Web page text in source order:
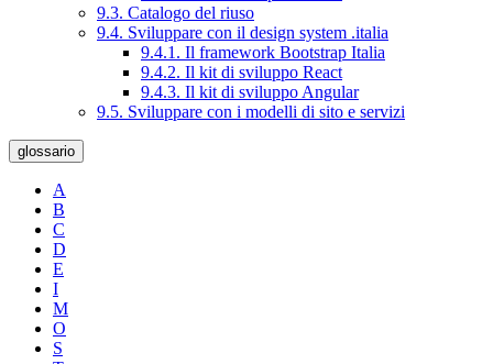
9.3. Catalogo del riuso
9.4. Sviluppare con il design system .italia
9.4.1. Il framework Bootstrap Italia
9.4.2. Il kit di sviluppo React
9.4.3. Il kit di sviluppo Angular
9.5. Sviluppare con i modelli di sito e servizi
glossario
A
B
C
D
E
I
M
O
S